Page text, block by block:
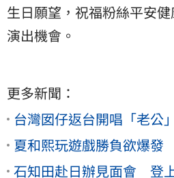
生日願望，祝福粉絲平安
演出機會。
更多新聞：
台灣囡仔返台開唱「老公
夏和熙玩遊戲勝負欲爆
石知田赴日辦見面會 登